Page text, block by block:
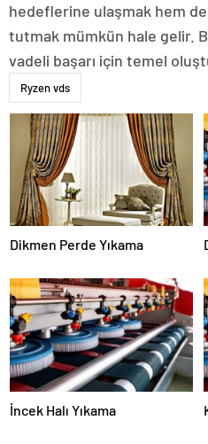
hedeflerine ulaşmak hem
tutmak mümkün hale gelir.
vadeli başarı için temel
Ryzen vds
Dikmen Perde Yıkama
İncek Halı Yıkama